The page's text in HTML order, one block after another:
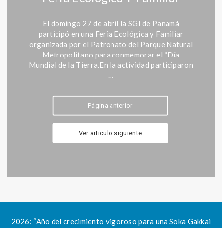
El domingo 27 de abril la SGI de Panamá
participó en una Feria Ecológica y Familiar
organizada por el Patronato del Parque Natural
Metropolitano para conmemorar el “Día
Mundial de la Tierra.En la actividad participaron
…
Página anterior
Ver articulo siguiente
2026: “Año del crecimiento vigoroso para una Soka Gakkai